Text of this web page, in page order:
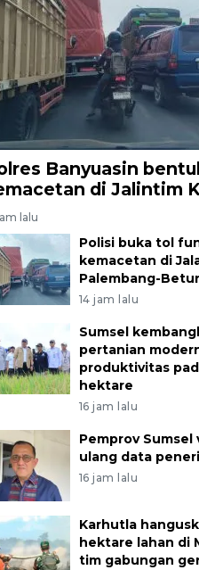
Banyuasin
di Jalintim
lalu
Polisi buka tol
kemacetan di
Palembang-
14 jam lalu
Sumsel
pertanian
produktivitas
hektare
16 jam lalu
Pemprov Sumsel
ulang data
16 jam lalu
Karhutla
hektare lahan di
tim gabungan